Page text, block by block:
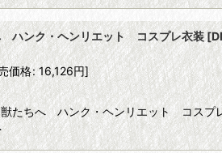
ハンク・ヘンリエット コスプレ衣装 [
価格: 16,126円]
たちへ ハンク・ヘンリエット コスプ